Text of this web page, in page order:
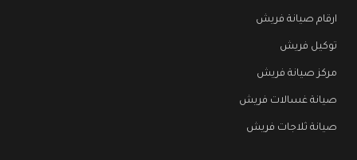
ارقام صيانة فريش
توكيل فريش
مركز صيانة فريش
صيانة غسالات فريش
صيانة ثلاجات فريش